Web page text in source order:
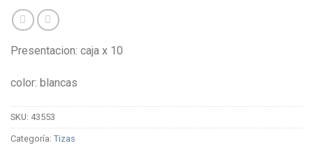
Presentacion: caja x 10
color: blancas
SKU: 43553
Categoría: Tizas